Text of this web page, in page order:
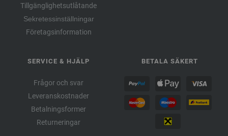
Tillgänglighetsutlåtande
Sekretessinställningar
Företagsinformation
SERVICE & HJÄLP
Frågor och svar
Leveranskostnader
Betalningsformer
Returneringar
BETALA SÄKERT